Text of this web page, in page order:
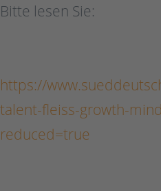
Bitte lesen Sie:
https://
talent-fleiss-growth-
reduced=true